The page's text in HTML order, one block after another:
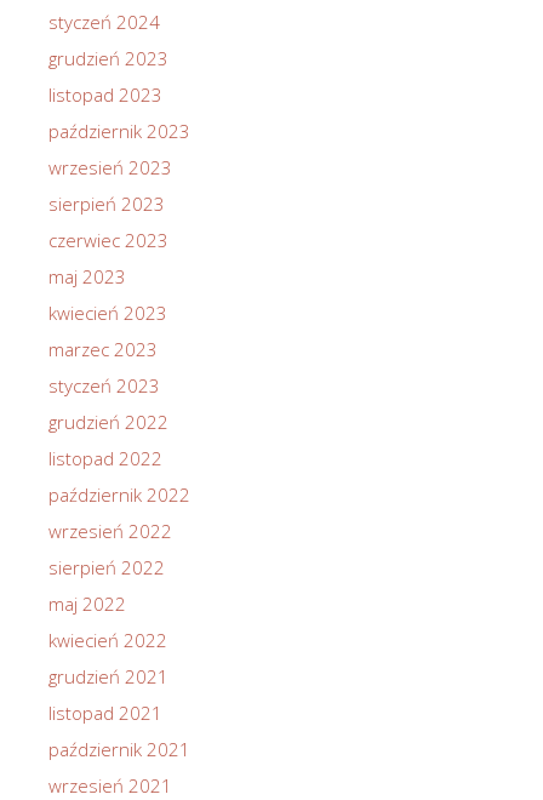
styczeń 2024
grudzień 2023
listopad 2023
październik 2023
wrzesień 2023
sierpień 2023
czerwiec 2023
maj 2023
kwiecień 2023
marzec 2023
styczeń 2023
grudzień 2022
listopad 2022
październik 2022
wrzesień 2022
sierpień 2022
maj 2022
kwiecień 2022
grudzień 2021
listopad 2021
październik 2021
wrzesień 2021